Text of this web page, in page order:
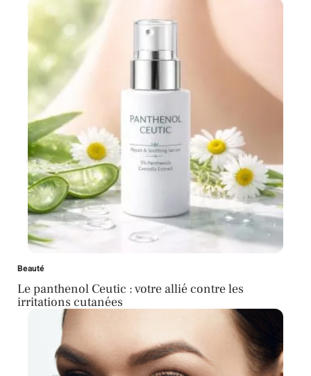
Beauté
Le panthenol Ceutic : votre allié contre les
irritations cutanées